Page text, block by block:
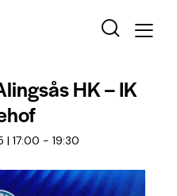
HK – IK
| 17:00 - 19:30